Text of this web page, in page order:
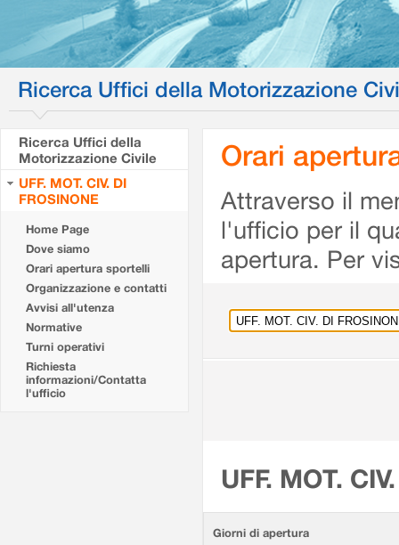
Ricerca Uffici della Motorizzazione
Ricerca Uffici della
Motorizzazione Civile
UFF. MOT. CIV. DI
FROSINONE
Home Page
Dove siamo
Orari apertura sportelli
Organizzazione e contatti
Avvisi all'utenza
Normative
Turni operativi
Richiesta
informazioni/Contatta
l'ufficio
Orari
Attraverso il
l'ufficio per il
apertura. Per
UFF. MOT.
Giorni di apertura